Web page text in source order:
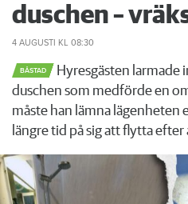
duschen –
4 AUGUSTI KL 08:30
BÅSTAD
Hyresgästen larmade
duschen som medförde en
måste han lämna lägenheten
längre tid på sig att flytta